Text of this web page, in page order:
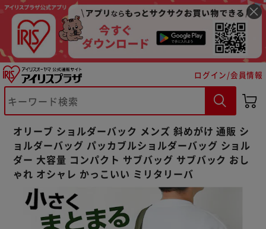
ログイン/会員情報
オリーブ ショルダーバック メンズ 斜めがけ 通販 シ
ョルダーバッグ パッカブルショルダーバッグ ショル
ダー 大容量 コンパクト サブバッグ サブバック おし
ゃれ オシャレ かっこいい ミリタリーバ
※ご確認ください
カートに入れる 購入手続きへ